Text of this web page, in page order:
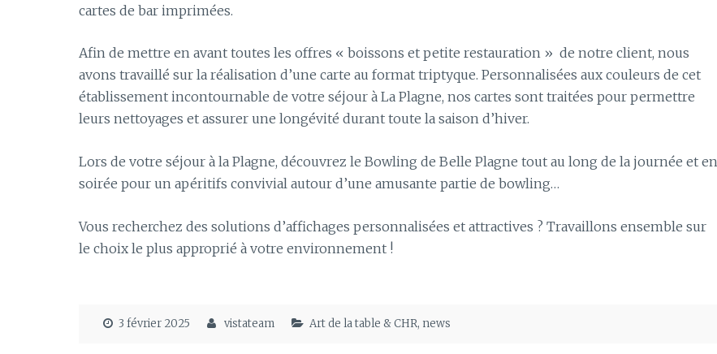
cartes de bar imprimées.
Afin de mettre en avant toutes les offres « boissons et petite restauration » de notre client, nous
avons travaillé sur la réalisation d’une carte au format triptyque. Personnalisées aux couleurs de cet
établissement incontournable de votre séjour à La Plagne, nos cartes sont traitées pour permettre
leurs nettoyages et assurer une longévité durant toute la saison d’hiver.
Lors de votre séjour à la Plagne, découvrez le Bowling de Belle Plagne tout au long de la journée et en
soirée pour un apéritifs convivial autour d’une amusante partie de bowling…
Vous recherchez des solutions d’affichages personnalisées et attractives ? Travaillons ensemble sur
le choix le plus approprié à votre environnement !
3 février 2025 vistateam Art de la table & CHR, news